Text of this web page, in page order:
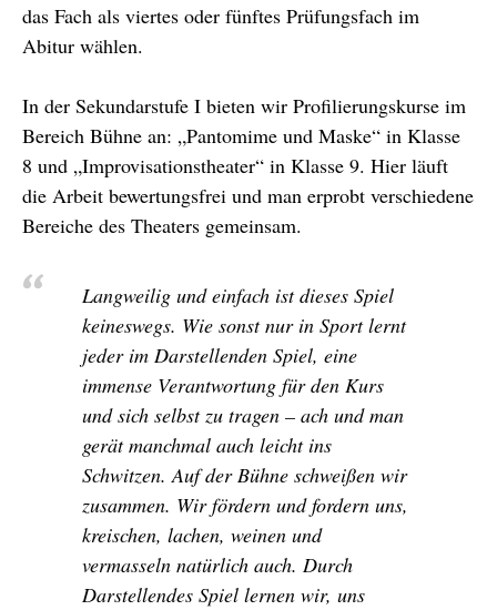
das Fach als viertes oder fünftes Prüfungsfach im
Abitur wählen.
In der Sekundarstufe I bieten wir Profilierungskurse im
Bereich Bühne an: „Pantomime und Maske“ in Klasse
8 und „Improvisationstheater“ in Klasse 9. Hier läuft
die Arbeit bewertungsfrei und man erprobt verschiedene
Bereiche des Theaters gemeinsam.
Langweilig und einfach ist dieses Spiel
keineswegs. Wie sonst nur in Sport lernt
jeder im Darstellenden Spiel, eine
immense Verantwortung für den Kurs
und sich selbst zu tragen – ach und man
gerät manchmal auch leicht ins
Schwitzen. Auf der Bühne schweißen wir
zusammen. Wir fördern und fordern uns,
kreischen, lachen, weinen und
vermasseln natürlich auch. Durch
Darstellendes Spiel lernen wir, uns